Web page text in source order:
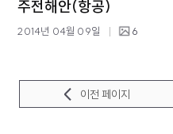
주전해안(항공)
2014년 04월 09일 6
이전 페이지